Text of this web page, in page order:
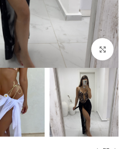
Click to enlarge